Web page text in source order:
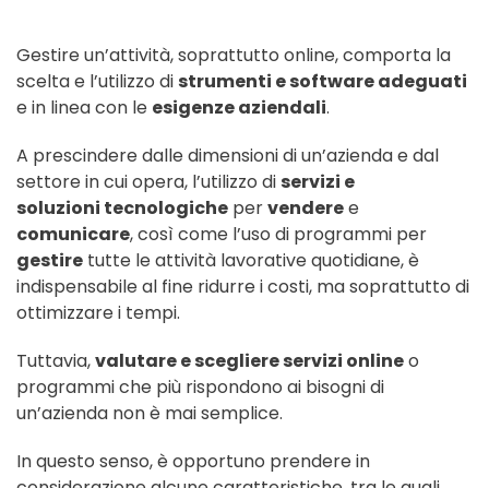
Gestire un’attività, soprattutto online, comporta la
scelta e l’utilizzo di strumenti e software adeguati
e in linea con le esigenze aziendali.
A prescindere dalle dimensioni di un’azienda e dal
settore in cui opera, l’utilizzo di servizi e
soluzioni tecnologiche pervenderee
comunicare, così come l’uso di programmi per
gestire tutte le attività lavorative quotidiane, è
indispensabile al fine ridurre i costi, ma soprattutto di
ottimizzare i tempi.
Tuttavia,valutare e scegliere servizi onlineo
programmi che più rispondono ai bisogni di
un’azienda non è mai semplice.
In questo senso, è opportuno prendere in